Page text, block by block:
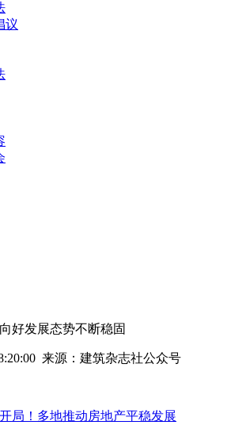
议
好发展态势不断稳固
来源： 建筑杂志社公众号
局！多地推动房地产平稳发展